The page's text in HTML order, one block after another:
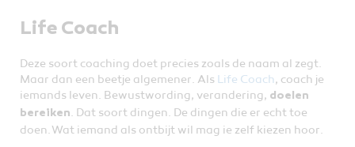
Life Coach
Deze soort coaching doet precies zoals de naam al zegt.
Maar dan een beetje algemener. Als Life Coach, coach je
iemands leven. Bewustwording, verandering, doelen
bereiken. Dat soort dingen. De dingen die er echt toe
doen. Wat iemand als ontbijt wil mag ie zelf kiezen hoor.